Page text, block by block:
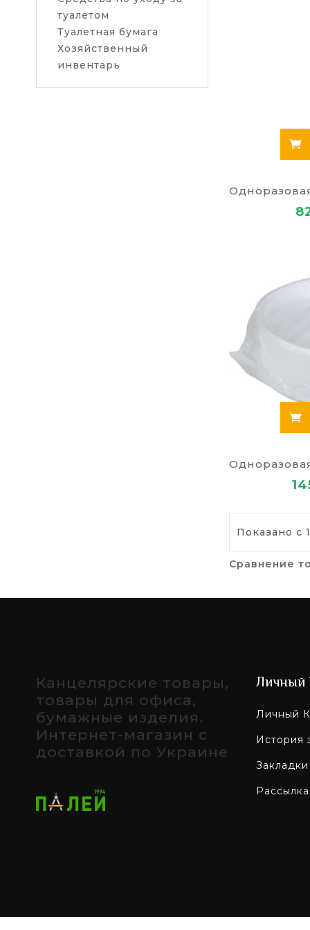
туалетом
Туалетная бумага
Хозяйственный
инвентарь
Показано с
Сравнение
Канцелярские товары,
товары для офиса,
бумажные изделия.
Интернет-магазин с
доставкой по Украине
Личный
Личный
История
Закладки
Рассылка